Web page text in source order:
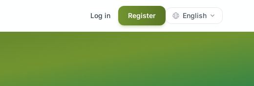
Log in Register English